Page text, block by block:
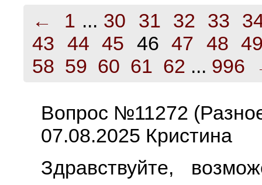
← 1 ... 30 31 32 33
43
44 45 46 47 48
58 59 60 61 62 ... 996
Вопрос №11272
07.08.2025 Кристина
Здравствуйте,